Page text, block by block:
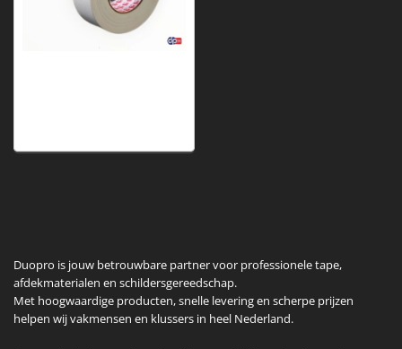
Duopro is jouw betrouwbare partner voor professionele tape,
afdekmaterialen en schildersgereedschap.
Met hoogwaardige producten, snelle levering en scherpe prijzen
helpen wij vakmensen en klussers in heel Nederland.